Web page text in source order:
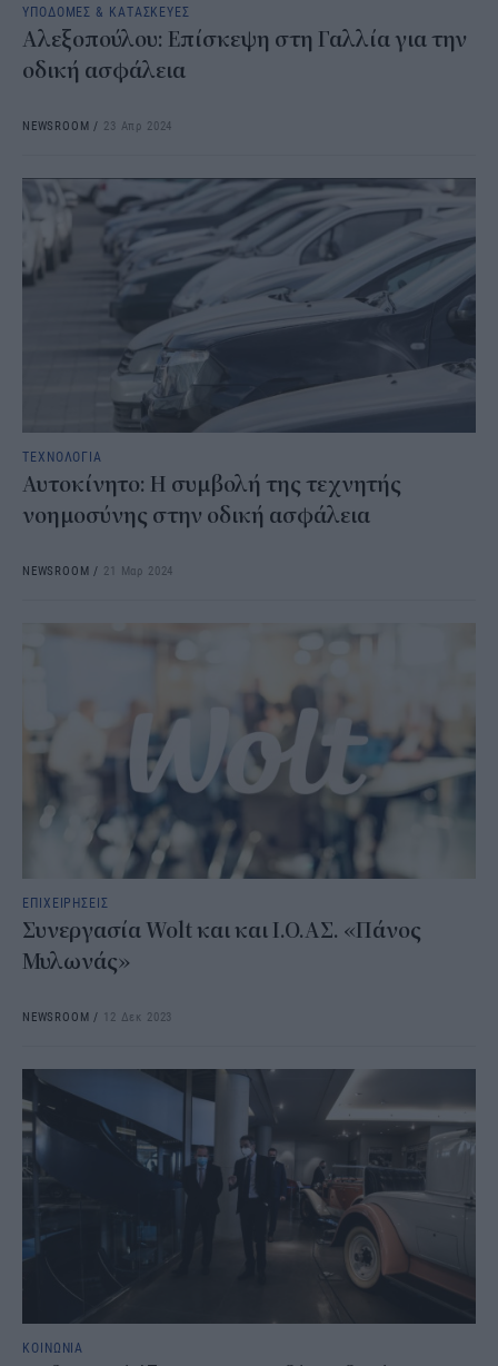
ΥΠΟΔΟΜΕΣ & ΚΑΤΑΣΚΕΥΕΣ
Αλεξοπούλου: Επίσκεψη στη Γαλλία για την
οδική ασφάλεια
NEWSROOM / 23 Απρ 2024
ΤΕΧΝΟΛΟΓΙΑ
Αυτοκίνητο: Η συμβολή της τεχνητής
νοημοσύνης στην οδική ασφάλεια
NEWSROOM / 21 Μαρ 2024
ΕΠΙΧΕΙΡΗΣΕΙΣ
Συνεργασία Wolt και και I.O.ΑΣ. «Πάνος
Μυλωνάς»
NEWSROOM / 12 Δεκ 2023
ΚΟΙΝΩΝΙΑ